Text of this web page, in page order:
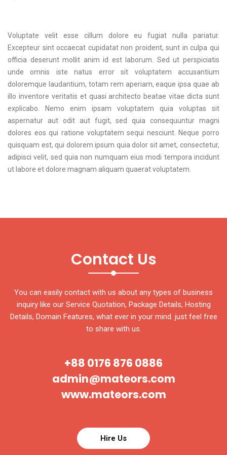
Voluptate velit esse cillum dolore eu fugiat nulla pariatur.
Excepteur sint occaecat cupidatat non proident, sunt in culpa qui
officia deserunt mollit anim id est laborum. Sed ut perspiciatis
unde omnis iste natus error sit voluptatem accusantium
doloremque laudantium, totam rem aperiam, eaque ipsa quae ab
illo inventore veritatis et quasi architecto beatae vitae dicta sunt
explicabo. Nemo enim ipsam voluptatem quia voluptas sit
aspernatur aut odit aut fugit, sed quia consequuntur magni
dolores eos qui ratione voluptatem sequi nesciunt. Neque porro
quisquam est, qui dolorem ipsum quia dolor sit amet, consectetur,
adipisci velit, sed quia non numquam eius modi tempora incidunt
ut labore et dolore magnam aliquam quaerat voluptatem.
Contact Us
You can easily contact with us about any types of business
inquiry like our Service Quotation, Package Details, Hosting
Details, Domain Features, what ever in your mind. just feel free
to share with us.
+88 0176 876 0886
admin@mateors.com
www.mateors.com